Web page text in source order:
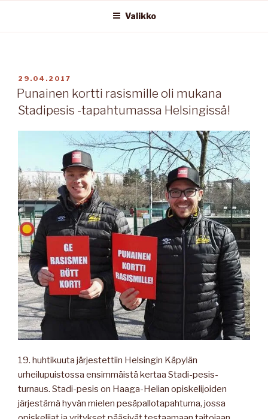
Valikko
JULKAISTU
29.04.2017
Punainen kortti rasismille oli mukana
Stadipesis -tapahtumassa Helsingissä!
19. huhtikuuta järjestettiin Helsingin Käpylän
urheilupuistossa ensimmäistä kertaa Stadi-pesis-
turnaus. Stadi-pesis on Haaga-Helian opiskelijoiden
järjestämä hyvän mielen pesäpallotapahtuma, jossa